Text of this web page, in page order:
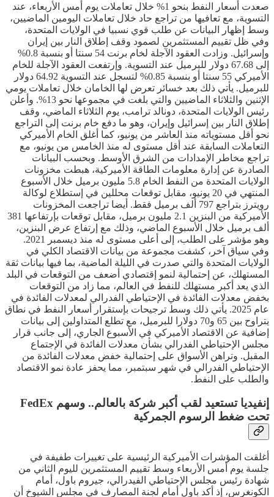
صعدت أسعار النفط بنحو 1% خلال تعاملات يوم أمس الأربعاء، عند
التسوية، مع تعافيها من تراجع حاد خلال تعاملات اليومين الماضيين،
وسط إظهار البيانات عن طلب قوي نسبيا في الولايات المتحدة،
وفي ظل تقييم المستثمرين لصمود وقف إطلاق النار بين إيران
وإسرائيل. وزادت العقود الآجلة لخام برنت 54 سنتا أو بنسبة 0.8%
إلى 67.68 دولار للبرميل عند التسوية. وإرتفعت العقود الآجلة للخام
الأميركي 55 سنتا أو بنسبة 0.85% لتسجل عند التسوية 64.92 دولار
للبرميل. يأتي ذلك بعد خسائر تعرض لها الخامان خلال تعاملات يومي
الإثنين والثلاثاء الماضيين والتي بلغت في مجموعها نحو 13%. وأعلن
رئيس الولايات المتحدة، دونالد ترامب، يوم الثلاثاء الماضي، وقف
إطلاق النار بين إسرائيل وإيران، وهو ما دفع خام برنت إلى التراجع
نحو أقل مستوياته منذ العاشر من يونيو، كما أغلق الخام الأميركي
التعاملات السابقة عند أقل مستوى له منذ الخامس من يونيو، مع
تراجع مخاطر الإمدادات من الشرق الأوسط. وبحسب البيانات
الصادرة عن إدارة معلومات الطاقة الأميركية، هبطت مخزونات
الولايات المتحدة من النفط الخام 5.8 مليون برميل خلال الأسبوع
المنتهي في 20 يونيو، مقابل توقعات محللين في إستطلاع لوكالة
رويترز بتراجع 797 ألف برميل فقط. أيضا تراجعت المخزونات
الأميركية من البنزين 2.1 مليون برميل، مقابل توقعات بإرتفاعها 381
ألف برميل خلال الأسبوع الماضي، وذلك مع إرتفاع عرض البنزين،
وهو مؤشر على الطلب، إلى أعلى مستوى له منذ ديسمبر 2021.
وفي سياق آخر، كشفت مجموعة من بيانات الاقتصاد الكلي في
الولايات المتحدة والتي صدرت في الليلة الماضية، بما فيها بيانات ثقة
المستهلك، عن إحتمالية لنمو إقتصادي أضعف من التوقعات في البلد
الذي يعد أكبر مستهلك للنفط في العالم، مما زاد من التوقعات
بخفض معدلات الفائدة في الإحتياطي الفدرالي لمعدلات الفائدة في
عام 2025. يأتي ذلك وسط ترجيحات بإستقرار أسعار النفط في نطاق
يتراوح بين 65 و70 دولارا للبرميل، مع تطلع المتداولين إلى بيانات
إضافية عن الاقتصاد الأميركي في الأسبوع الجاري، إلى جانب قرار
مجلس الإحتياطي الفدرالي بشأن معدلات الفائدة في الإجتماع
المقبل. وتراهن الأسواق على إحتمالية خفض معدلات الفائدة من
الإحتياطي الفدرالي في شهر سبتمبر، مما يحفز عادة نمو الاقتصاد
والطلب على النفط.
إنفيديا تستعيد لقب أكبر شركة بالعالم.. وسهم FedEx
تحت ضغط الرسوم الجمركية
أغلقت المؤشرات الأميركية الرئيسية على تغييرات طفيفة في
جلسة يوم أمس الأربعاء وسط تقييم المستثمرين لليوم الثاني من
شهادة رئيس مجلس الإحتياطي الفيدرالي، جيروم باول، أمام
الكونغرس، إذ أكد باول أمام لجنة المصارف في مجلس الشيوخ أن